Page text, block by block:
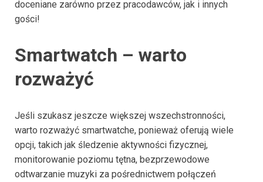
doceniane zarówno przez pracodawców, jak i innych
gości!
Smartwatch – warto
rozważyć
Jeśli szukasz jeszcze większej wszechstronności,
warto rozważyć smartwatche, ponieważ oferują wiele
opcji, takich jak śledzenie aktywności fizycznej,
monitorowanie poziomu tętna, bezprzewodowe
odtwarzanie muzyki za pośrednictwem połączeń